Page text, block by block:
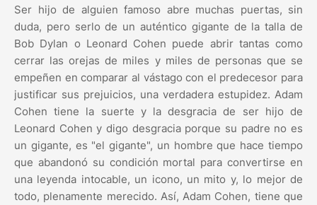
Ser hijo de alguien famoso abre muchas puertas, sin
duda, pero serlo de un auténtico gigante de la talla de
Bob Dylan o Leonard Cohen puede abrir tantas como
cerrar las orejas de miles y miles de personas que se
empeñen en comparar al vástago con el predecesor para
justificar sus prejuicios, una verdadera estupidez. Adam
Cohen tiene la suerte y la desgracia de ser hijo de
Leonard Cohen y digo desgracia porque su padre no es
un gigante, es "el gigante", un hombre que hace tiempo
que abandonó su condición mortal para convertirse en
una leyenda intocable, un icono, un mito y, lo mejor de
todo, plenamente merecido. Así, Adam Cohen, tiene que